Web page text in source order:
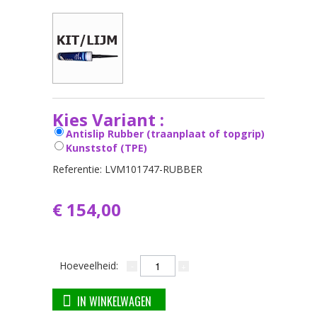
Kies Variant :
Antislip Rubber (traanplaat of topgrip)
Kunststof (TPE)
Referentie: LVM101747-RUBBER
€ 154,00
Hoeveelheid:
IN WINKELWAGEN